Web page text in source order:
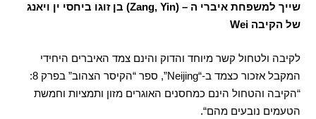
שייך למשפחת איברי ה– (Zang, Yin)
בן זוגו ביחסי ין ויאנג
של הקיבהWei
לקיבה ולטחול קשר מיוחד והדוק והינם צמד האיברים היחידי
המקבל אזכור כצמד ב-“Neijing”, ספר“הקיסר הצהוב”בפרק 8:
“הקיבה והטחול הינם כמחסנים האוגרים מזון ותמציות וחמשת
הטעמים נובעים מהם“.